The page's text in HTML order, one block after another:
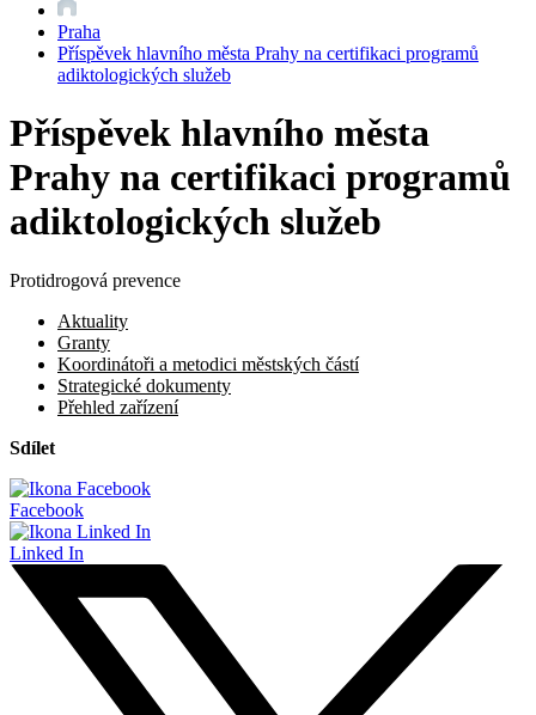
Praha
Příspěvek hlavního města Prahy na certifikaci programů
adiktologických služeb
Příspěvek hlavního města
Prahy na certifikaci programů
adiktologických služeb
Protidrogová prevence
Aktuality
Granty
Koordinátoři a metodici městských částí
Strategické dokumenty
Přehled zařízení
Sdílet
Facebook
Linked In